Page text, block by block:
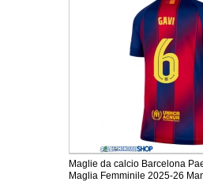
Maglie da calcio Barcelona
Maglia Femminile 2025-26